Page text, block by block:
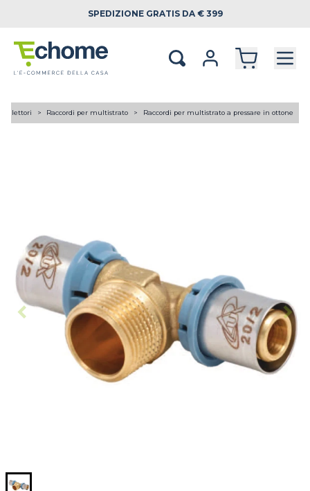
SPEDIZIONE GRATIS DA € 399
collettori Raccordi per multistrato Raccordi per multistrato a pressare in ottone